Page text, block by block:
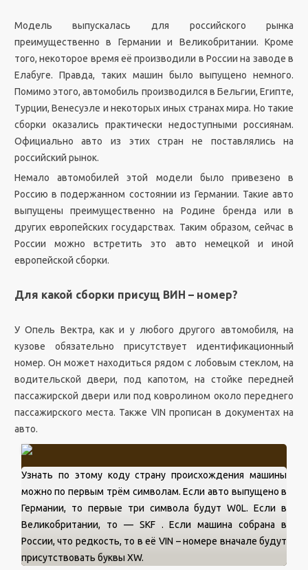
Модель выпускалась для российского рынка
преимущественно в Германии и Великобритании. Кроме
того, некоторое время её производили в России на заводе в
Елабуге. Правда, таких машин было выпущено немного.
Помимо этого, автомобиль производился в Бельгии, Египте,
Турции, Венесуэле и некоторых иных странах мира. Но такие
сборки оказались практически недоступными россиянам.
Официально авто из этих стран не поставлялись на
российский рынок.
Немало автомобилей этой модели было привезено в
Россию в подержанном состоянии из Германии. Такие авто
выпущены преимущественно на Родине бренда или в
других европейских государствах. Таким образом, сейчас в
России можно встретить это авто немецкой и иной
европейской сборки.
Для какой сборки присущ ВИН – номер?
У Опель Вектра, как и у любого другого автомобиля, на
кузове обязательно присутствует идентификационный
номер. Он может находиться рядом с лобовым стеклом, на
водительской двери, под капотом, на стойке передней
пассажирской двери или под ковролином около переднего
пассажирского места. Также VIN прописан в документах на
авто.
Узнать по этому коду страну происхождения машины
можно по первым трём символам. Если авто выпущено в
Германии, то первые три символа будут W0L. Если в
Великобритании, то — SKF . Если машина собрана в
России, что редкость, то в её VIN – номере вначале будут
присутствовать буквы XW.